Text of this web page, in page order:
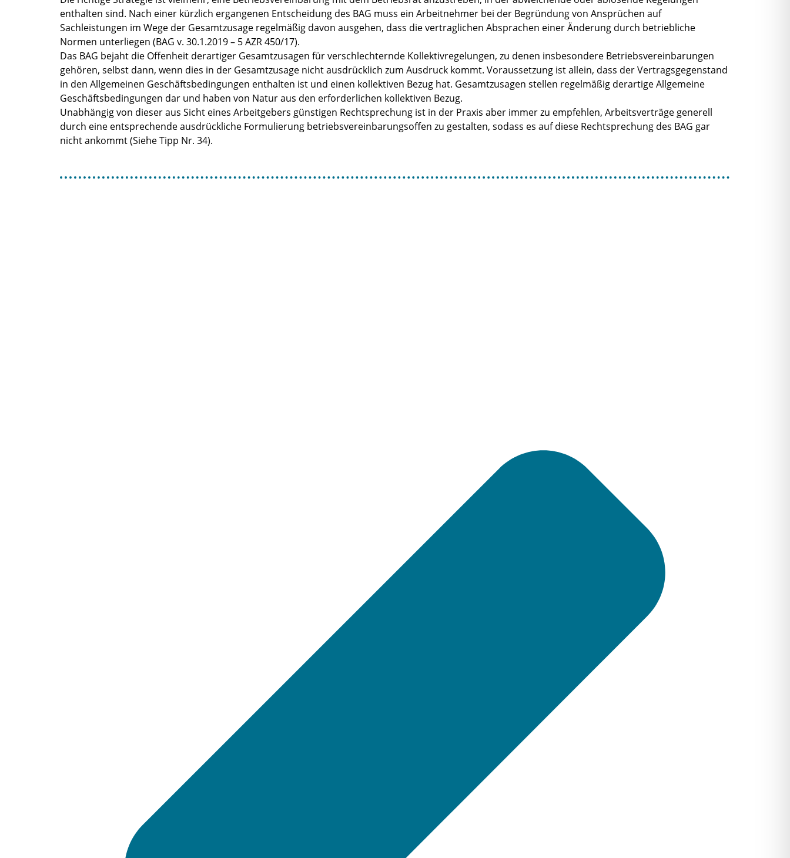
enthalten sind. Nach einer kürzlich ergangenen Entscheidung des BAG muss ein Arbeitnehmer bei der Begründung von Ansprüchen auf
Sachleistungen im Wege der Gesamtzusage regelmäßig davon ausgehen, dass die vertraglichen Absprachen einer Änderung durch betriebliche
Normen unterliegen (BAG v. 30.1.2019 – 5 AZR 450/17).
Das BAG bejaht die Offenheit derartiger Gesamtzusagen für verschlechternde Kollektivregelungen, zu denen insbesondere Betriebsvereinbarungen
gehören, selbst dann, wenn dies in der Gesamtzusage nicht ausdrücklich zum Ausdruck kommt. Voraussetzung ist allein, dass der Vertragsgegenstand
in den Allgemeinen Geschäftsbedingungen enthalten ist und einen kollektiven Bezug hat. Gesamtzusagen stellen regelmäßig derartige Allgemeine
Geschäftsbedingungen dar und haben von Natur aus den erforderlichen kollektiven Bezug.
Unabhängig von dieser aus Sicht eines Arbeitgebers günstigen Rechtsprechung ist in der Praxis aber immer zu empfehlen, Arbeitsverträge generell
durch eine entsprechende ausdrückliche Formulierung betriebsvereinbarungsoffen zu gestalten, sodass es auf diese Rechtsprechung des BAG gar
nicht ankommt (Siehe Tipp Nr. 34).